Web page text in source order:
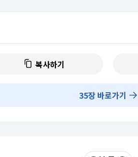
복사하기
35장 바로가기